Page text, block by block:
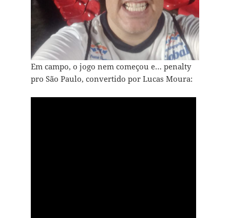
Em campo, o jogo nem começou e… penalty
pro São Paulo, convertido por Lucas Moura: